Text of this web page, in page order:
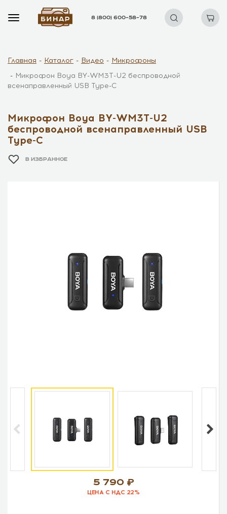
8 (800) 600–58–78
Главная Каталог Видео
Микрофоны
Микрофон Boya BY-WM3T-U2 беспроводной
всенаправленный USB Type-C
Микрофон Boya BY-WM3T-U2
беспроводной всенаправленный USB
Type-C
В ИЗБРАННОЕ
5 790
ЦЕНА С НДС 22%